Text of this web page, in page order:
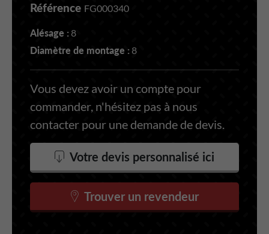
Référence FG000340
Alésage : 8
Diamètre de montage : 8
Vous devez avoir un compte pour
commander, n'hésitez pas à nous
contacter pour une demande de devis.
Votre devis personnalisé ici
Trouver un revendeur